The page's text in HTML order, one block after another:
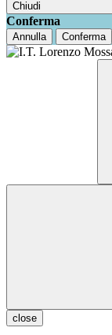
Chiudi
Conferma
Annulla Conferma
close